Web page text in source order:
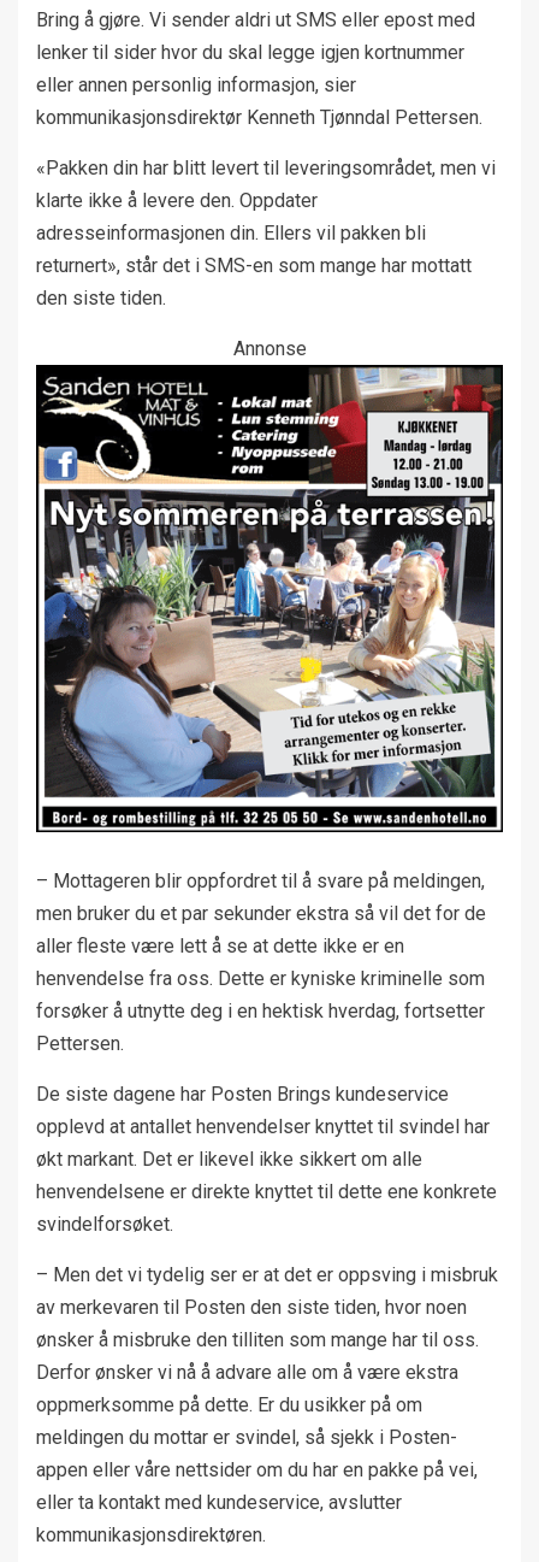
Bring å gjøre. Vi sender aldri ut SMS eller epost med
lenker til sider hvor du skal legge igjen kortnummer
eller annen personlig informasjon, sier
kommunikasjonsdirektør Kenneth Tjønndal Pettersen.
«Pakken din har blitt levert til leveringsområdet, men vi
klarte ikke å levere den. Oppdater
adresseinformasjonen din. Ellers vil pakken bli
returnert», står det i SMS-en som mange har mottatt
den siste tiden.
Annonse
– Mottageren blir oppfordret til å svare på meldingen,
men bruker du et par sekunder ekstra så vil det for de
aller fleste være lett å se at dette ikke er en
henvendelse fra oss. Dette er kyniske kriminelle som
forsøker å utnytte deg i en hektisk hverdag, fortsetter
Pettersen.
De siste dagene har Posten Brings kundeservice
opplevd at antallet henvendelser knyttet til svindel har
økt markant. Det er likevel ikke sikkert om alle
henvendelsene er direkte knyttet til dette ene konkrete
svindelforsøket.
– Men det vi tydelig ser er at det er oppsving i misbruk
av merkevaren til Posten den siste tiden, hvor noen
ønsker å misbruke den tilliten som mange har til oss.
Derfor ønsker vi nå å advare alle om å være ekstra
oppmerksomme på dette. Er du usikker på om
meldingen du mottar er svindel, så sjekk i Posten-
appen eller våre nettsider om du har en pakke på vei,
eller ta kontakt med kundeservice, avslutter
kommunikasjonsdirektøren.